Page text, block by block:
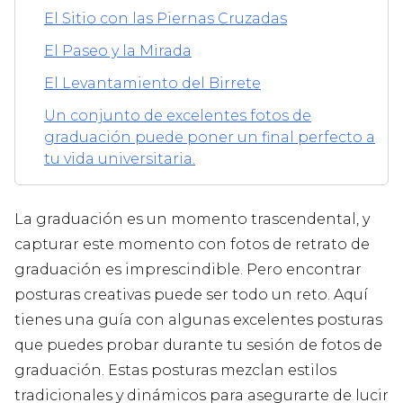
El Sitio con las Piernas Cruzadas
El Paseo y la Mirada
El Levantamiento del Birrete
Un conjunto de excelentes fotos de
graduación puede poner un final perfecto a
tu vida universitaria.
La graduación es un momento trascendental, y
capturar este momento con fotos de retrato de
graduación es imprescindible. Pero encontrar
posturas creativas puede ser todo un reto. Aquí
tienes una guía con algunas excelentes posturas
que puedes probar durante tu sesión de fotos de
graduación. Estas posturas mezclan estilos
tradicionales y dinámicos para asegurarte de lucir